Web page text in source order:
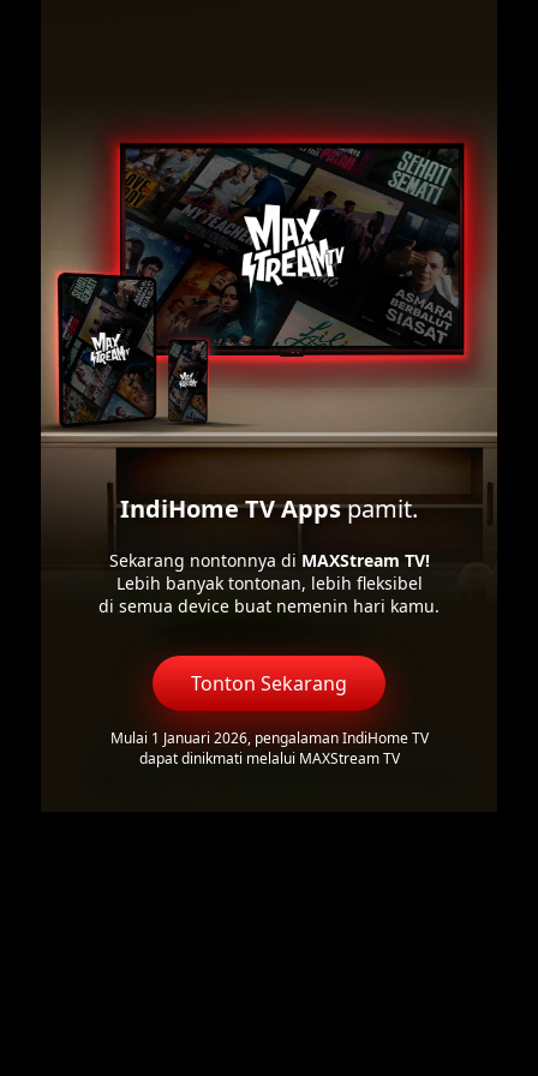
IndiHome TV Appspamit.
Sekarang nontonnya di MAXStream TV!
Lebih banyak tontonan, lebih fleksibel
di semua device buat nemenin hari kamu.
Tonton Sekarang
Mulai 1 Januari 2026, pengalaman IndiHome TV
dapat dinikmati melalui MAXStream TV